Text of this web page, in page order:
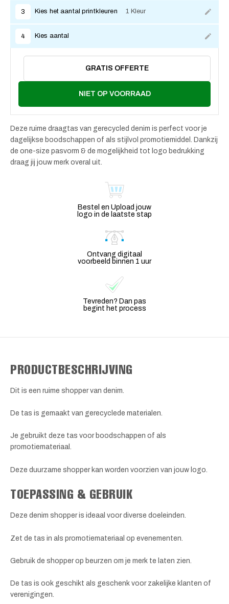
3 Kies het aantal printkleuren 1 Kleur
4 Kies aantal
GRATIS OFFERTE
NIET OP VOORRAAD
Deze ruime draagtas van gerecycled denim is perfect voor je
dagelijkse boodschappen of als stijlvol promotiemiddel. Dankzij
de one-size pasvorm & de mogelijkheid tot logo bedrukking
draag jij jouw merk overal uit.
Bestel en Upload jouw
logo in de laatste stap
Ontvang digitaal
voorbeeld binnen 1 uur
Tevreden? Dan pas
begint het process
PRODUCTBESCHRIJVING
Dit is een ruime shopper van denim.
De tas is gemaakt van gerecyclede materialen.
Je gebruikt deze tas voor boodschappen of als
promotiemateriaal.
Deze duurzame shopper kan worden voorzien van jouw logo.
TOEPASSING & GEBRUIK
Deze denim shopper is ideaal voor diverse doeleinden.
Zet de tas in als promotiemateriaal op evenementen.
Gebruik de shopper op beurzen om je merk te laten zien.
De tas is ook geschikt als geschenk voor zakelijke klanten of
verenigingen.